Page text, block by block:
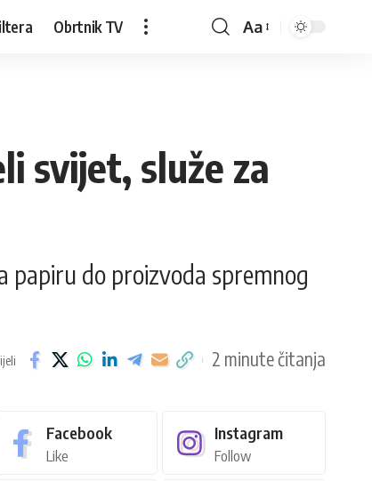
Obrtnik TV Aa
svijet, služe za
papiru do proizvoda spremnog
2 minute čitanja
Facebook
Like
Instagram
Follow